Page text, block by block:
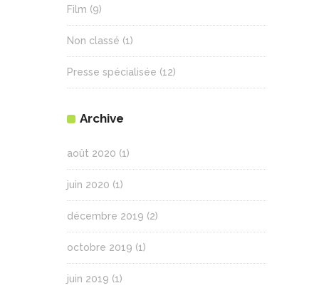
Film (9)
Non classé (1)
Presse spécialisée (12)
Archive
août 2020 (1)
juin 2020 (1)
décembre 2019 (2)
octobre 2019 (1)
juin 2019 (1)